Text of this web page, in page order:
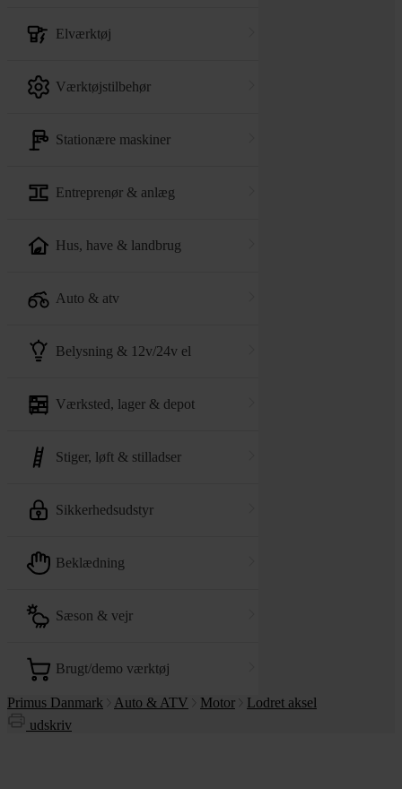
elværktøj
værktøjstilbehør
stationære maskiner
entreprenør & anlæg
hus, have & landbrug
auto & atv
belysning & 12v/24v el
værksted, lager & depot
stiger, løft & stilladser
sikkerhedsudstyr
beklædning
sæson & vejr
brugt/demo værktøj
Primus Danmark Auto & ATV Motor
Lodret aksel
udskriv